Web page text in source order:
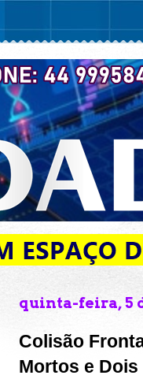
quinta-feira, 5
Colisão
Mortos e